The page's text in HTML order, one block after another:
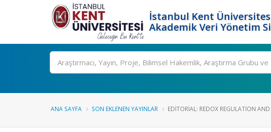
İstanbul Kent
Akademik Veri Yönetim
Ara
ANA SAYFA SON EKLENEN YAYINLAR EDITORIAL: REDOX REGULATION AND